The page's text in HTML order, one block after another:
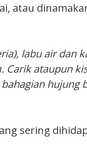
atau
labu air dan
Carik ataupun
hujung
sering